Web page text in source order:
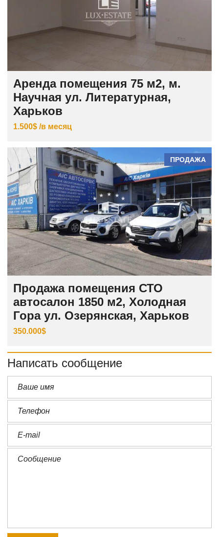
Аренда помещения 75 м2, м.
Научная ул. Литературная,
Харьков
1.500$ /в месяц
ПРОДАЖА
Продажа помещения СТО
автосалон 1850 м2, Холодная
Гора ул. Озерянская, Харьков
350.000$
Написать сообщение